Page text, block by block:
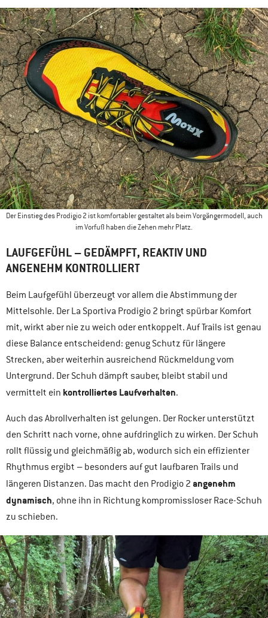
Der Einstieg des Prodigio 2 ist komfortabler gestaltet als beim Vorgängermodell, auch
im Vorfuß haben die Zehen mehr Platz.
LAUFGEFÜHL – GEDÄMPFT, REAKTIV UND
ANGENEHM KONTROLLIERT
Beim Laufgefühl überzeugt vor allem die Abstimmung der
Mittelsohle. Der La Sportiva Prodigio 2 bringt spürbar Komfort
mit, wirkt aber nie zu weich oder entkoppelt. Auf Trails ist genau
diese Balance entscheidend: genug Schutz für längere
Strecken, aber weiterhin ausreichend Rückmeldung vom
Untergrund. Der Schuh dämpft sauber, bleibt stabil und
vermittelt ein kontrolliertes Laufverhalten.
Auch das Abrollverhalten ist gelungen. Der Rocker unterstützt
den Schritt nach vorne, ohne aufdringlich zu wirken. Der Schuh
rollt flüssig und gleichmäßig ab, wodurch sich ein effizienter
Rhythmus ergibt – besonders auf gut laufbaren Trails und
längeren Distanzen. Das macht den Prodigio 2 angenehm
dynamisch, ohne ihn in Richtung kompromissloser Race-Schuh
zu schieben.